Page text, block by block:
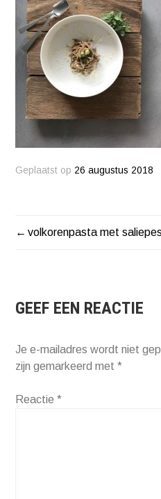
Geplaatst op 26 augustus 2018
BERICHT
volkorenpasta met
GEEF EEN REACTIE
Je e-mailadres wordt niet
zijn gemarkeerd met*
Reactie*